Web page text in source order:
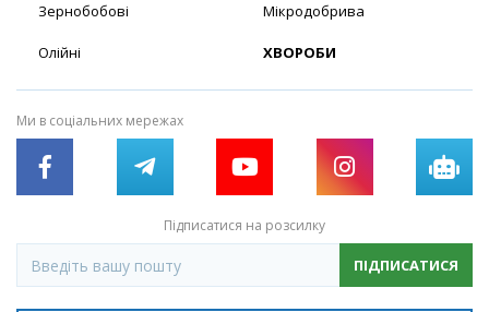
Зернобобові
Олійні
Мікродобрива
ХВОРОБИ
Ми в соціальних мережах
Підписатися на розсилку
ПІДПИСАТИСЯ